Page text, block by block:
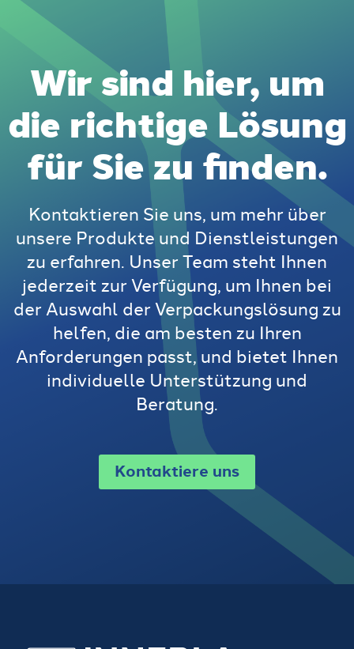
Wir sind hier, um
die richtige Lösung
für Sie zu finden.
Kontaktieren Sie uns, um mehr über
unsere Produkte und Dienstleistungen
zu erfahren. Unser Team steht Ihnen
jederzeit zur Verfügung, um Ihnen bei
der Auswahl der Verpackungslösung zu
helfen, die am besten zu Ihren
Anforderungen passt, und bietet Ihnen
individuelle Unterstützung und
Beratung.
Kontaktiere uns